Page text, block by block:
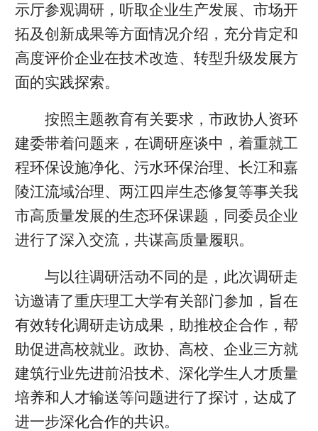
示厅参观调研，听取企业生产发展、市场开
拓及创新成果等方面情况介绍，充分肯定和
高度评价企业在技术改造、转型升级发展方
面的实践探索。
按照主题教育有关要求，市政协人资环
建委带着问题来，在调研座谈中，着重就工
程环保设施净化、污水环保治理、长江和嘉
陵江流域治理、两江四岸生态修复等事关我
市高质量发展的生态环保课题，同委员企业
进行了深入交流，共谋高质量履职。
与以往调研活动不同的是，此次调研走
访邀请了重庆理工大学有关部门参加，旨在
有效转化调研走访成果，助推校企合作，帮
助促进高校就业。政协、高校、企业三方就
建筑行业先进前沿技术、深化学生人才质量
培养和人才输送等问题进行了探讨，达成了
进一步深化合作的共识。